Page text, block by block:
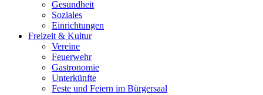
Gesundheit
Soziales
Einrichtungen
Freizeit & Kultur
Vereine
Feuerwehr
Gastronomie
Unterkünfte
Feste und Feiern im Bürgersaal